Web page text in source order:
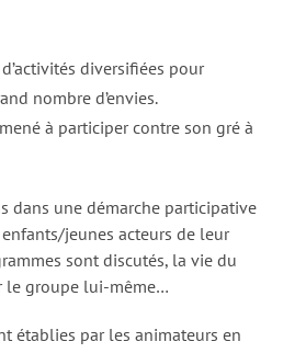
diversifiées pour
nombre d’envies.
à participer contre son gré à
dans une démarche participative
jeunes acteurs de leur
sont discutés, la vie du
le groupe lui-même…
établies par les animateurs en